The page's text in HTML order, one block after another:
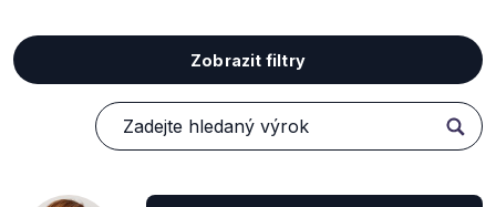
Zobrazit filtry